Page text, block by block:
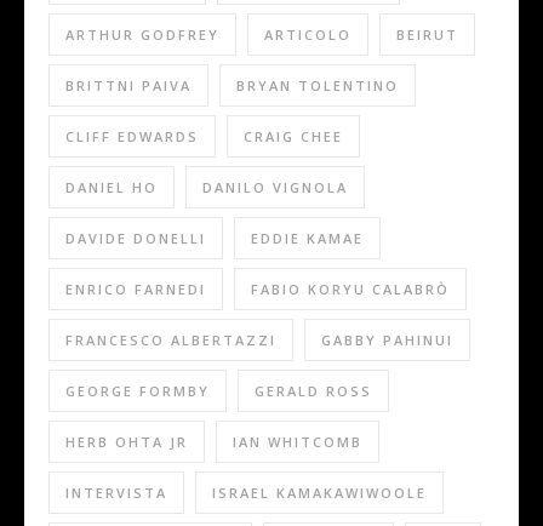
ARTHUR GODFREY ARTICOLO BEIRUT
BRITTNI PAIVA BRYAN TOLENTINO
CLIFF EDWARDS CRAIG CHEE
DANIEL HO DANILO VIGNOLA
DAVIDE DONELLI EDDIE KAMAE
ENRICO FARNEDI FABIO KORYU CALABRÒ
FRANCESCO ALBERTAZZI GABBY PAHINUI
GEORGE FORMBY GERALD ROSS
HERB OHTA JR IAN WHITCOMB
INTERVISTA ISRAEL KAMAKAWIWOOLE